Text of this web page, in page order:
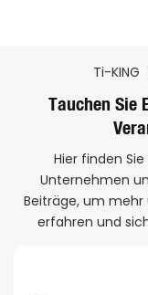
Ti-KING
Tauchen Sie
Hier finden
Unternehmen
Beiträge, um mehr
erfahren und